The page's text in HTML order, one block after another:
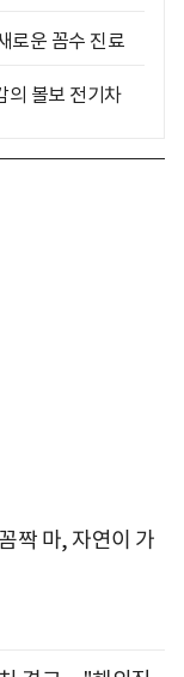
로운 꼼수 진료
의 볼보 전기차
짝 마, 자연이 가